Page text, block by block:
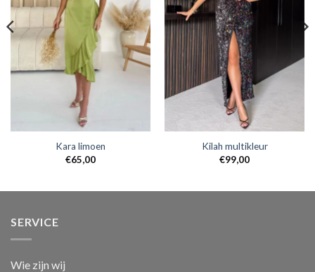
Kara limoen
€65,00
Kilah multikleur
€99,00
SERVICE
Wie zijn wij